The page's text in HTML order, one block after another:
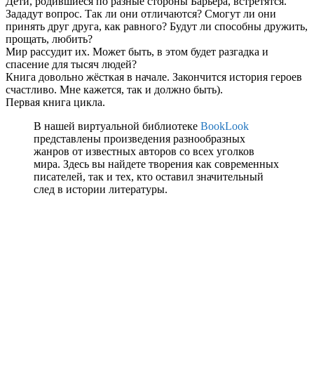
Зададут вопрос. Так ли они отличаются? Смогут ли они
принять друг друга, как равного? Будут ли способны дружить,
прощать, любить?
Мир рассудит их. Может быть, в этом будет разгадка и
спасение для тысяч людей?
Книга довольно жёсткая в начале. Закончится история героев
счастливо. Мне кажется, так и должно быть).
Первая книга цикла.
В нашей виртуальной библиотеке BookLook
представлены произведения разнообразных
жанров от известных авторов со всех уголков
мира. Здесь вы найдете творения как современных
писателей, так и тех, кто оставил значительный
след в истории литературы.